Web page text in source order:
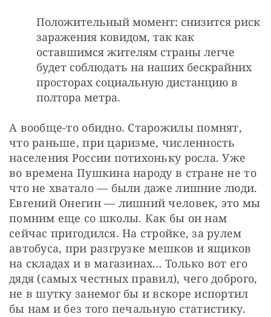
Положительный момент: снизится риск
заражения ковидом, так как
оставшимся жителям страны легче
будет соблюдать на наших бескрайних
просторах социальную дистанцию в
полтора метра.
А вообще-то обидно. Старожилы помнят,
что раньше, при царизме, численность
населения России потихоньку росла. Уже
во времена Пушкина народу в стране не то
что не хватало — были даже лишние люди.
Евгений Онегин — лишний человек, это мы
помним еще со школы. Как бы он нам
сейчас пригодился. На стройке, за рулем
автобуса, при разгрузке мешков и ящиков
на складах и в магазинах… Только вот его
дядя (самых честных правил), чего доброго,
не в шутку занемог бы и вскоре испортил
бы нам и без того печальную статистику.